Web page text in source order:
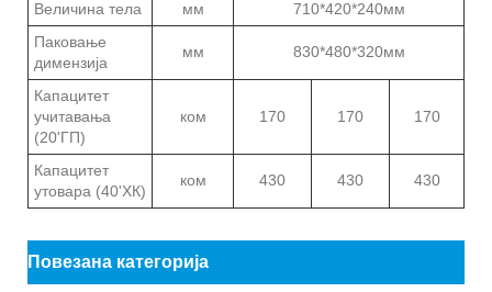
Величина тела мм
710*420*240мм
Паковање
димензија
мм 830*480*320мм
Капацитет
учитавања
(20'ГП)
ком 170 170 170
Капацитет
утовара (40'ХК)
ком 430 430 430
Повезана категорија